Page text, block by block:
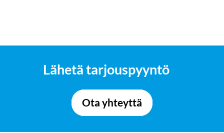
Lähetä tarjouspyyntö
Ota yhteyttä